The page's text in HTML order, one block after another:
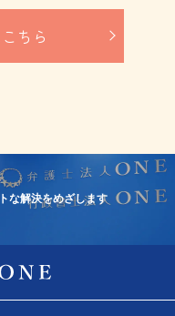
ちら
な解決をめざします